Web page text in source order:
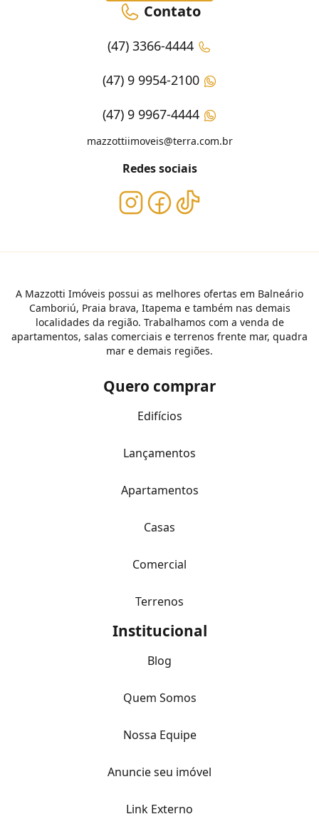
Contato
(47) 3366-4444
(47) 9 9954-2100
(47) 9 9967-4444
mazzottiimoveis@terra.com.br
Redes sociais
A Mazzotti Imóveis possui as melhores ofertas em Balneário
Camboriú, Praia brava, Itapema e também nas demais
localidades da região. Trabalhamos com a venda de
apartamentos, salas comerciais e terrenos frente mar, quadra
mar e demais regiões.
Quero comprar
Edifícios
Lançamentos
Apartamentos
Casas
Comercial
Terrenos
Institucional
Blog
Quem Somos
Nossa Equipe
Anuncie seu imóvel
Link Externo